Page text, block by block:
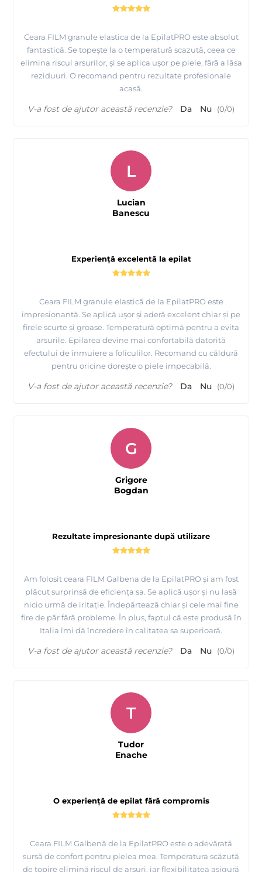
Ceara FILM granule elastica de la EpilatPRO este absolut
fantastică. Se topește la o temperatură scazută, ceea ce
elimina riscul arsurilor, și se aplica ușor pe piele, fără a lăsa
reziduuri. O recomand pentru rezultate profesionale
acasă.
V-a fost de ajutor această recenzie? Da Nu (0/0)
Experiență excelentă la epilat
Ceara FILM granule elastică de la EpilatPRO este
impresionantă. Se aplică ușor și aderă excelent chiar și pe
firele scurte și groase. Temperatură optimă pentru a evita
arsurile. Epilarea devine mai confortabilă datorită
efectului de înmuiere a foliculilor. Recomand cu căldură
pentru oricine dorește o piele impecabilă.
L
Lucian
Banescu
V-a fost de ajutor această recenzie? Da Nu (0/0)
Rezultate impresionante după utilizare
Am folosit ceara FILM Galbena de la EpilatPRO și am fost
plăcut surprinsă de eficiența sa. Se aplică ușor și nu lasă
nicio urmă de iritație. Îndepărtează chiar și cele mai fine
fire de păr fără probleme. În plus, faptul că este produsă în
Italia îmi dă încredere în calitatea sa superioară.
G
Grigore
Bogdan
V-a fost de ajutor această recenzie? Da Nu (0/0)
O experiență de epilat fără compromis
Ceara FILM Galbenă de la EpilatPRO este o adevărată
sursă de confort pentru pielea mea. Temperatura scăzută
de topire elimină riscul de arsuri, iar flexibilitatea asigură
T
Tudor
Enache